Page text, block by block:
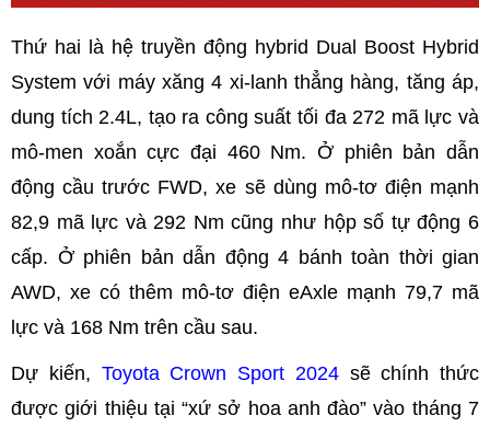
Thứ hai là hệ truyền động hybrid Dual Boost Hybrid
System với máy xăng 4 xi-lanh thẳng hàng, tăng áp,
dung tích 2.4L, tạo ra công suất tối đa 272 mã lực và
mô-men xoắn cực đại 460 Nm. Ở phiên bản dẫn
động cầu trước FWD, xe sẽ dùng mô-tơ điện mạnh
82,9 mã lực và 292 Nm cũng như hộp số tự động 6
cấp. Ở phiên bản dẫn động 4 bánh toàn thời gian
AWD, xe có thêm mô-tơ điện eAxle mạnh 79,7 mã
lực và 168 Nm trên cầu sau.
Dự kiến, Toyota Crown Sport 2024 sẽ chính thức
được giới thiệu tại “xứ sở hoa anh đào” vào tháng 7